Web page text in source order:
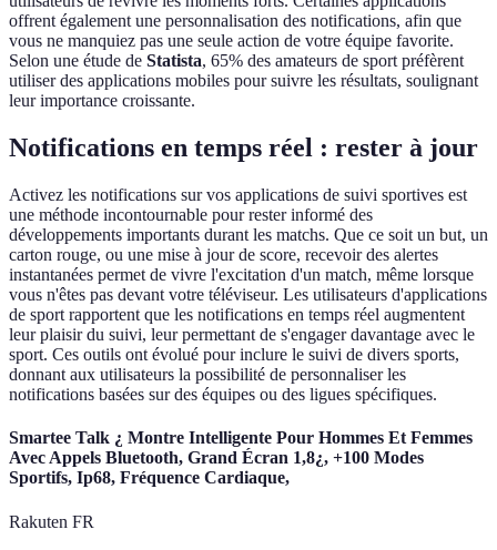
offrent également une personnalisation des notifications, afin que
vous ne manquiez pas une seule action de votre équipe favorite.
Selon une étude de Statista, 65% des amateurs de sport préfèrent
utiliser des applications mobiles pour suivre les résultats, soulignant
leur importance croissante.
Notifications en temps réel : rester à jour
Activez les notifications sur vos applications de suivi sportives est
une méthode incontournable pour rester informé des
développements importants durant les matchs. Que ce soit un but, un
carton rouge, ou une mise à jour de score, recevoir des alertes
instantanées permet de vivre l'excitation d'un match, même lorsque
vous n'êtes pas devant votre téléviseur. Les utilisateurs d'applications
de sport rapportent que les notifications en temps réel augmentent
leur plaisir du suivi, leur permettant de s'engager davantage avec le
sport. Ces outils ont évolué pour inclure le suivi de divers sports,
donnant aux utilisateurs la possibilité de personnaliser les
notifications basées sur des équipes ou des ligues spécifiques.
Smartee Talk ¿ Montre Intelligente Pour Hommes Et Femmes
Avec Appels Bluetooth, Grand Écran 1,8¿, +100 Modes
Sportifs, Ip68, Fréquence Cardiaque,
Rakuten FR